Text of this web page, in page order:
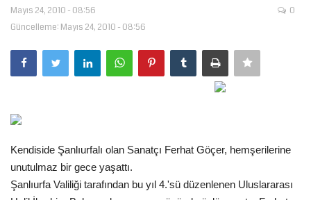
Anasayfa
Köşe Yazıları
Şanlıurfa
Eğitim
Spor
Mayıs 24, 2010 - 08:56
Güncelleme: Mayıs 24, 2010 - 08:56
0
Kendiside Şanlıurfalı olan Sanatçı Ferhat Göçer, hemşerilerine
unutulmaz bir gece yaşattı.
Şanlıurfa Valiliği tarafından bu yıl 4.'sü düzenlenen Uluslararası